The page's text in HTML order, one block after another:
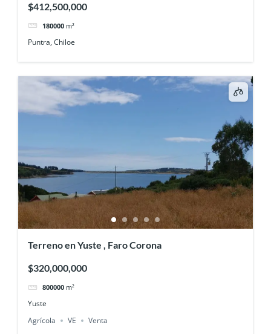
$412,500,000
180000 m²
Puntra, Chiloe
Terreno en Yuste , Faro Corona
$320,000,000
800000 m²
Yuste
Agrícola
VE Venta